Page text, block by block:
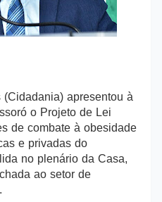
apresentou à
o Projeto de Lei
de combate à obesidade
e privadas do
no plenário da Casa,
ao setor de